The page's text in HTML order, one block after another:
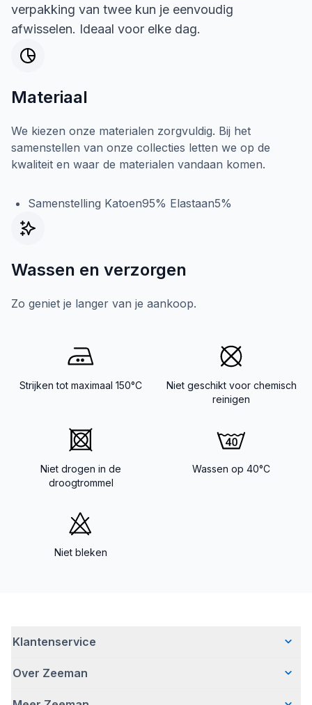
verpakking van twee kun je eenvoudig
afwisselen. Ideaal voor elke dag.
Materiaal
We kiezen onze materialen zorgvuldig. Bij het
samenstellen van onze collecties letten we op de
kwaliteit en waar de materialen vandaan komen.
Samenstelling Katoen95% Elastaan5%
Wassen en verzorgen
Zo geniet je langer van je aankoop.
Strijken tot maximaal 150°C
Niet geschikt voor chemisch
reinigen
Niet drogen in de
droogtrommel
Wassen op 40°C
Niet bleken
Klantenservice
Veelgestelde vragen
Over Zeeman